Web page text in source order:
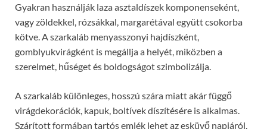
Gyakran használják laza asztaldíszek komponenseként,
vagy zöldekkel, rózsákkal, margarétával együtt csokorba
kötve. A szarkaláb menyasszonyi hajdíszként,
gomblyukvirágként is megállja a helyét, miközben a
szerelmet, hűséget és boldogságot szimbolizálja.
A szarkaláb különleges, hosszú szára miatt akár függő
virágdekorációk, kapuk, boltívek díszítésére is alkalmas.
Szárított formában tartós emlék lehet az esküvő napjáról.